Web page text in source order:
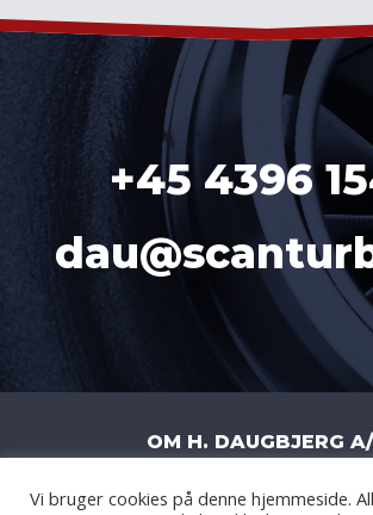
+45 4396
OM H. DAUGBJERG
H. DAUGBJERG A/S |
Vi bruger cookies på denne hjemmeside.